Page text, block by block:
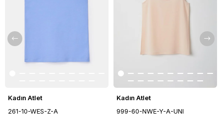
Kadın Atlet
261-10-WES-Z-A
Kadın Atlet
999-60-NWE-Y-A-UNI